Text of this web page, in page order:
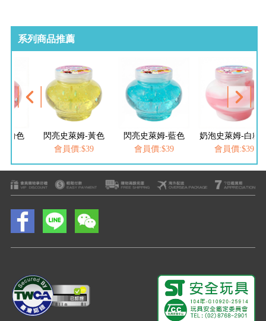
系列商品推薦
-粉色
閃亮史萊姆-黃色
會員價:$39
閃亮史萊姆-藍色
會員價:$39
奶泡史萊姆-白粉
會員價:$39